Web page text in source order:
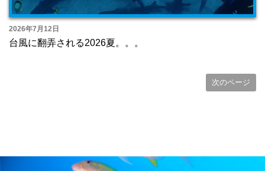
2026年7月12日
台風に翻弄される2026夏。。。
次のページ